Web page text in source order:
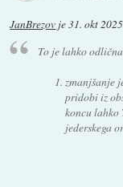
JanBrezov je31. okt
To je lahko
zmanjšanje
pridobi iz
koncu lahko
jederskega